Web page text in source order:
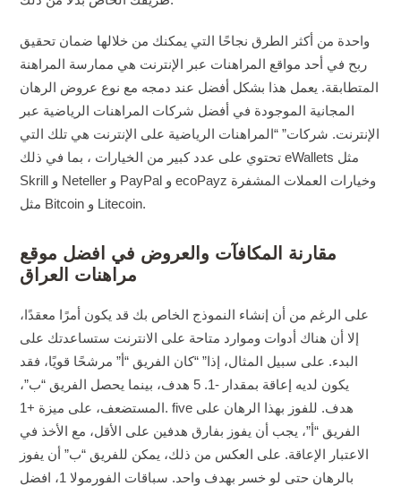
واحدة من أكثر الطرق نجاحًا التي يمكنك من خلالها ضمان تحقيق
ربح في أحد مواقع المراهنات عبر الإنترنت هي ممارسة المراهنة
المتطابقة. يعمل هذا بشكل أفضل عند دمجه مع نوع عروض الرهان
المجانية الموجودة في أفضل شركات المراهنات الرياضية عبر
الإنترنت. شركات” “المراهنات الرياضية على الإنترنت هي تلك التي
تحتوي على عدد كبير من الخيارات ، بما في ذلك eWallets مثل
Skrill و Neteller و PayPal و ecoPayz وخيارات العملات المشفرة
مثل Bitcoin و Litecoin.
مقارنة المكافآت والعروض في افضل موقع
مراهنات العراق
على الرغم من أن إنشاء النموذج الخاص بك قد يكون أمرًا معقدًا،
إلا أن هناك أدوات وموارد متاحة على الانترنت ستساعدتك على
البدء. على سبيل المثال، إذا” “كان الفريق “أ” مرشحًا قويًا، فقد
يكون لديه إعاقة بمقدار -1. 5 هدف، بينما يحصل الفريق “ب”،
المستضعف، على ميزة +1. five هدف. للفوز بهذا الرهان على
الفريق “أ”، يجب أن يفوز بفارق هدفين على الأقل، مع الأخذ في
الاعتبار الإعاقة. على العكس من ذلك، يمكن للفريق “ب” أن يفوز
بالرهان حتى لو خسر بهدف واحد. سباقات الفورمولا 1، افضل